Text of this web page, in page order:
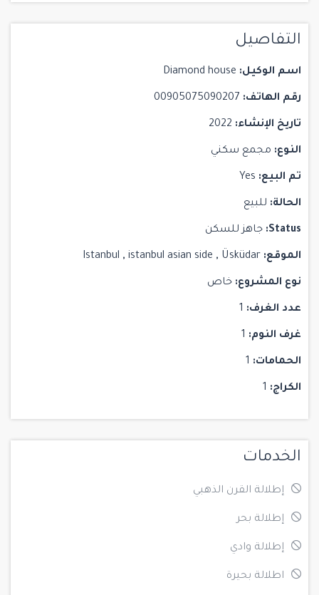
التفاصيل
اسم الوكيل:
رقم الهاتف:
تاريخ الإنشاء:
النوع: مجمع سكني
تم البيع:
الحالة:
Status: جاهز للسكن
الموقع: Istanbul , istanbul asian side , Üsküdar
نوع المشروع: خاص
عدد الغرف:
غرف النوم:
الحمامات:
الكراج:
الخدمات
إطلالة القرن الذهبي
إطلالة بحر
إطلالة وادي
اطلالة بحيرة